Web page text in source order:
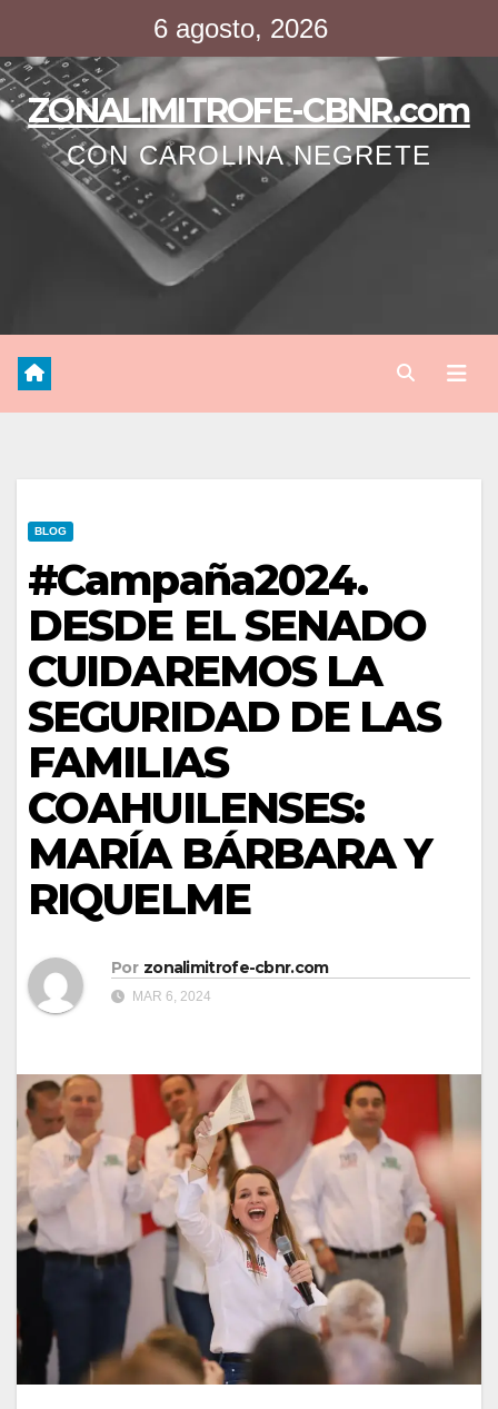
contenido
6 agosto, 2026
ZONALIMITROFE-CBNR.com
CON CAROLINA NEGRETE
BLOG
#Campaña2024.
DESDE EL SENADO
CUIDAREMOS LA
SEGURIDAD DE LAS
FAMILIAS
COAHUILENSES:
MARÍA BÁRBARA Y
RIQUELME
Por zonalimitrofe-cbnr.com
MAR 6, 2024